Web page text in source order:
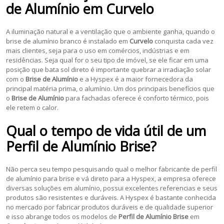
de Alumínio em Curvelo
A iluminação natural e a ventilação que o ambiente ganha, quando o
brise de alumínio branco é instalado em Curvelo conquista cada vez
mais clientes, seja para o uso em comércios, indústrias e em
residências. Seja qual for o seu tipo de imóvel, se ele ficar em uma
posição que bata sol direto é importante quebrar a irradiação solar
com o Brise de Alumínio e a Hyspex é a maior fornecedora da
principal matéria prima, o alumínio. Um dos principais benefícios que
o Brise de Alumínio para fachadas oferece é conforto térmico, pois
ele retem o calor.
Qual o tempo de vida útil de um
Perfil de Alumínio Brise?
Não perca seu tempo pesquisando qual o melhor fabricante de perfil
de alumínio para brise e vá direto para a Hyspex, a empresa oferece
diversas soluções em alumínio, possui excelentes referencias e seus
produtos são resistentes e duráveis. A Hyspex é bastante conhecida
no mercado por fabricar produtos duráveis e de qualidade superior
e isso abrange todos os modelos de Perfil de Alumínio Brise em